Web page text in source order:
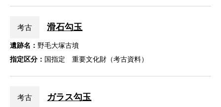
考古 滑石勾玉
遺跡名： 野毛大塚古墳
指定区分： 国指定 重要文化財（考古資料）
考古 ガラス勾玉